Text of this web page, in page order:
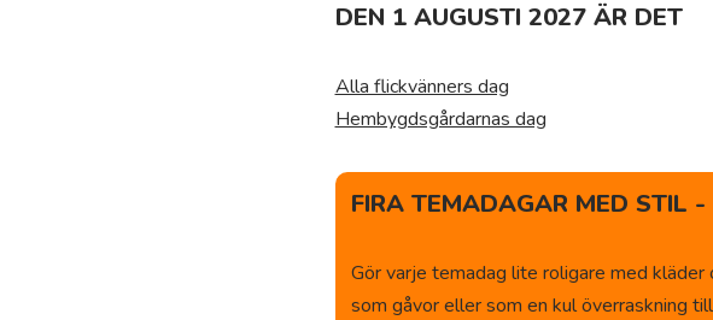
DEN 1 AUGUSTI 2027 ÄR DET
Alla flickvänners dag
Hembygdsgårdarnas dag
FIRA TEMADAGAR MED STIL
Gör varje temadag lite roligare med kläder
som gåvor eller som en kul överraskning